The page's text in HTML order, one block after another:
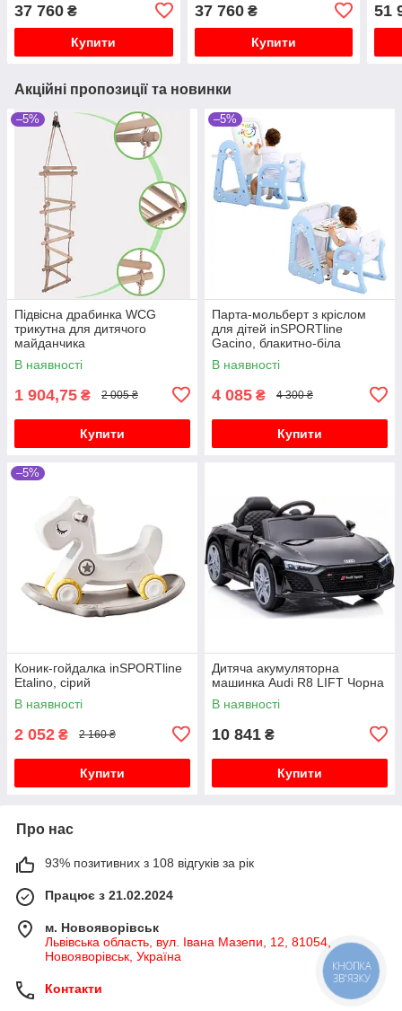
37 760 ₴
Купити
37 760₴
Купити
51
Акційні пропозиції та новинки
–5%
Підвісна драбинка WCG
трикутна для дитячого
майданчика
В наявності
1 904,75 ₴ 2 005 ₴
Купити
–5%
Парта-мольберт з кріслом
для дітей inSPORTline
Gacino, блакитно-біла
В наявності
4 085 ₴ 4 300 ₴
Купити
–5%
Коник-гойдалка inSPORTline
Etalino, сірий
В наявності
2 052 ₴ 2 160 ₴
Купити
Дитяча акумуляторна
машинка Audi R8 LIFT Чорна
В наявності
10 841 ₴
Купити
Про нас
93% позитивних з 108 відгуків за рік
Працює з 21.02.2024
м. Новояворівськ
Львівська область, вул. Івана Мазепи, 12, 81054,
Новояворівськ, Україна
Контакти
КНОПКА
ЗВ'ЯЗКУ